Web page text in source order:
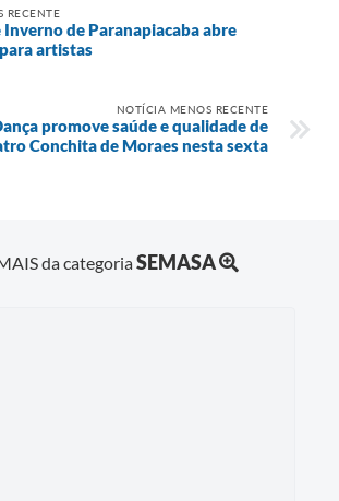
RECENTE
Inverno de Paranapiacaba abre
artistas
NOTÍCIA MENOS RECENTE
promove saúde e qualidade de
Conchita de Moraes nesta sexta
da categoriaSEMASA